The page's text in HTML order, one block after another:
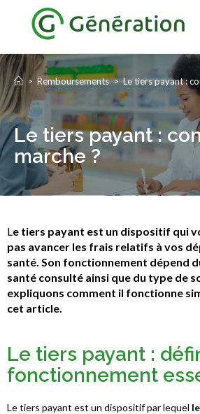
> Remboursements > Le tiers payant :
Le tiers payant :
marche ?
Le tiers payant est un dispositif qui
pas avancer les frais relatifs à vos
santé. Son fonctionnement dépend
santé consulté ainsi que du type de
expliquons comment il fonctionne
cet article.
Le tiers payant :
fonctionnement
Le tiers payant est un dispositif par lequel